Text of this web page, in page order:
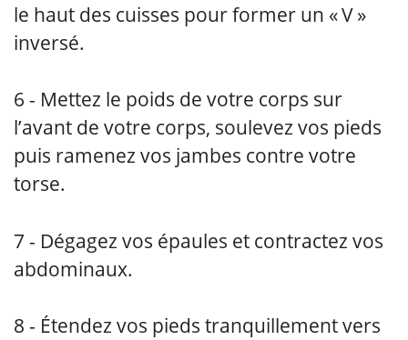
le haut des cuisses pour former un « V »
inversé.
Mettez le poids de votre corps sur
l’avant de votre corps, soulevez vos pieds
puis ramenez vos jambes contre votre
torse.
Dégagez vos épaules et contractez vos
abdominaux.
Étendez vos pieds tranquillement vers